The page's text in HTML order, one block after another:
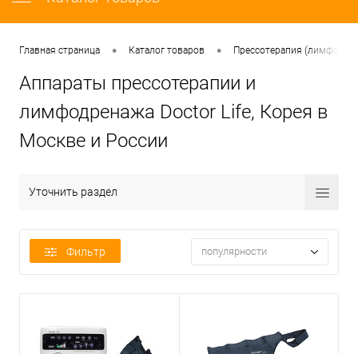
Главная страница • Каталог товаров • Прессотерапия
Аппараты прессотерапии и
лимфодренажа Doctor Life, Корея в
Москве и России
Уточнить раздел
Фильтр популярности